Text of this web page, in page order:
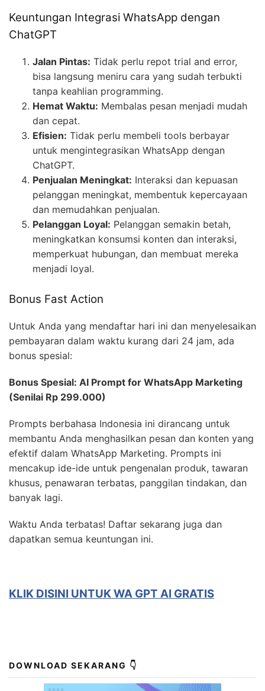
Keuntungan Integrasi WhatsApp dengan
ChatGPT
Jalan Pintas: Tidak perlu repot trial and error,
bisa langsung meniru cara yang sudah terbukti
tanpa keahlian programming.
Hemat Waktu: Membalas pesan menjadi mudah
dan cepat.
Efisien: Tidak perlu membeli tools berbayar
untuk mengintegrasikan WhatsApp dengan
ChatGPT.
Penjualan Meningkat: Interaksi dan kepuasan
pelanggan meningkat, membentuk kepercayaan
dan memudahkan penjualan.
Pelanggan Loyal: Pelanggan semakin betah,
meningkatkan konsumsi konten dan interaksi,
memperkuat hubungan, dan membuat mereka
menjadi loyal.
Bonus Fast Action
Untuk Anda yang mendaftar hari ini dan menyelesaikan
pembayaran dalam waktu kurang dari 24 jam, ada
bonus spesial:
Bonus Spesial: AI Prompt for WhatsApp Marketing
(Senilai Rp 299.000)
Prompts berbahasa Indonesia ini dirancang untuk
membantu Anda menghasilkan pesan dan konten yang
efektif dalam WhatsApp Marketing. Prompts ini
mencakup ide-ide untuk pengenalan produk, tawaran
khusus, penawaran terbatas, panggilan tindakan, dan
banyak lagi.
Waktu Anda terbatas! Daftar sekarang juga dan
dapatkan semua keuntungan ini.
KLIK DISINI UNTUKWA GPT AI GRATIS
DOWNLOAD SEKARANG 👇